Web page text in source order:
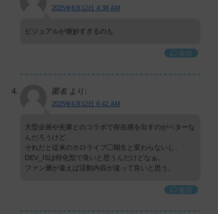
2025年6月12日 4:38 AM
ビジュアルが微妙すぎるのも
返信
匿名 より:
2025年6月12日 6:42 AM
大型企画や先輩とのコラボで存在感を出すのがベターな
んだろうけど、
それだと従来のホロライブ◯期生と変わらないし、
DEV_ISは特化型で良いと思うんだけどなぁ。
ファン層が違えば活動内容が違って良いと思う。
返信